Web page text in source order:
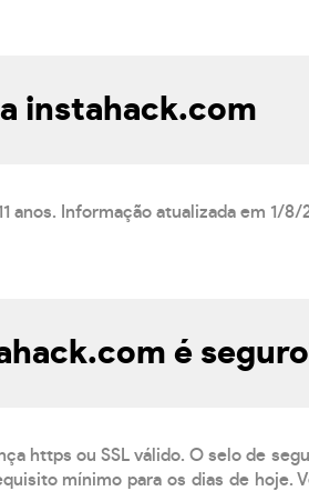
instahack.com
anos. Informação atualizada em 1/8/
é
https ou SSL válido. O selo de
mínimo para os dias de hoje.